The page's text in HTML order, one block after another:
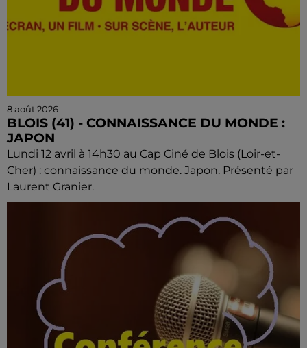
8 août 2026
BLOIS (41) - CONNAISSANCE DU MONDE :
JAPON
Lundi 12 avril à 14h30 au Cap Ciné de Blois (Loir-et-
Cher) : connaissance du monde. Japon. Présenté par
Laurent Granier.